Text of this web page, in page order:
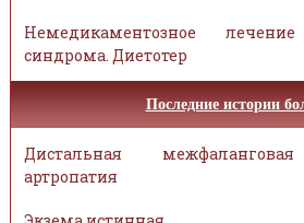
Немедикаментозное лечение
синдрома. Диетотер
Последние истории
Дистальная
артропатия